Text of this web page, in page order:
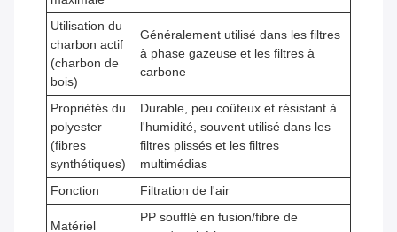
Utilisation du
charbon actif
(charbon de
bois)
Généralement utilisé dans les filtres
à phase gazeuse et les filtres à
carbone
Propriétés du
polyester
(fibres
synthétiques)
Durable, peu coûteux et résistant à
l'humidité, souvent utilisé dans les
filtres plissés et les filtres
multimédias
Fonction
Filtration de l'air
Matériel
PP soufflé en fusion/fibre de